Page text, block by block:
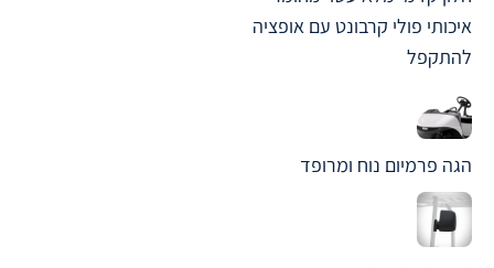
איכותי פולי קרבונט עם אופציה
להתקפל
הגה פרמיום נוח ומרופד